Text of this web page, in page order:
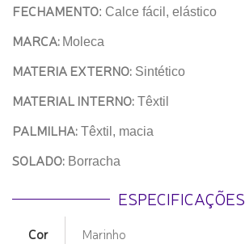
FECHAMENTO: Calce fácil, elástico
MARCA: Moleca
MATERIA EXTERNO: Sintético
MATERIAL INTERNO: Têxtil
PALMILHA: Têxtil, macia
SOLADO: Borracha
ESPECIFICAÇÕES
Cor Marinho